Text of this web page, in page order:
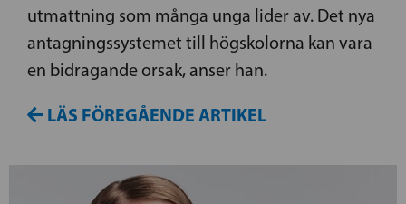
utmattning som många unga lider av. Det nya
antagningssystemet till högskolorna kan vara
en bidragande orsak, anser han.
LÄS FÖREGÅENDE ARTIKEL